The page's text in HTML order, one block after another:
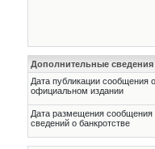
Дополнительные сведения
Дата публикации сообщения
официальном издании
Дата размещения
сведений о банкротстве